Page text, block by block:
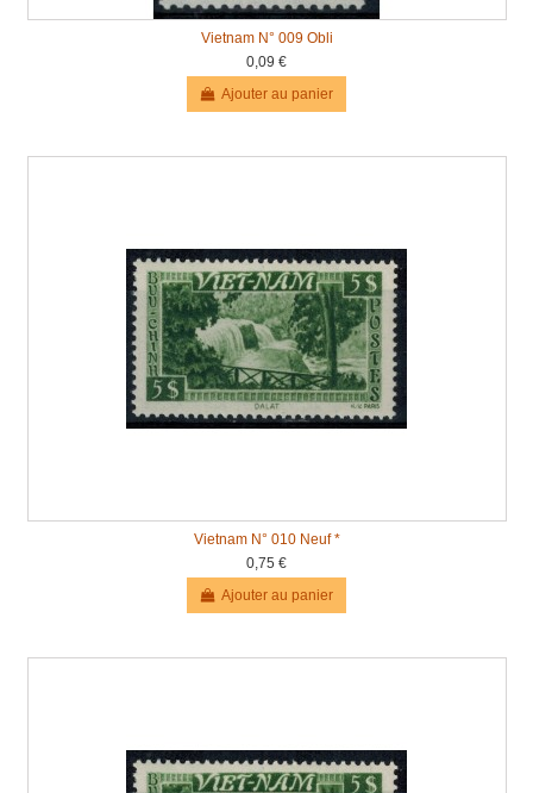
Vietnam N° 009 Obli
0,09 €
Ajouter au panier
Vietnam N° 010 Neuf *
0,75 €
Ajouter au panier